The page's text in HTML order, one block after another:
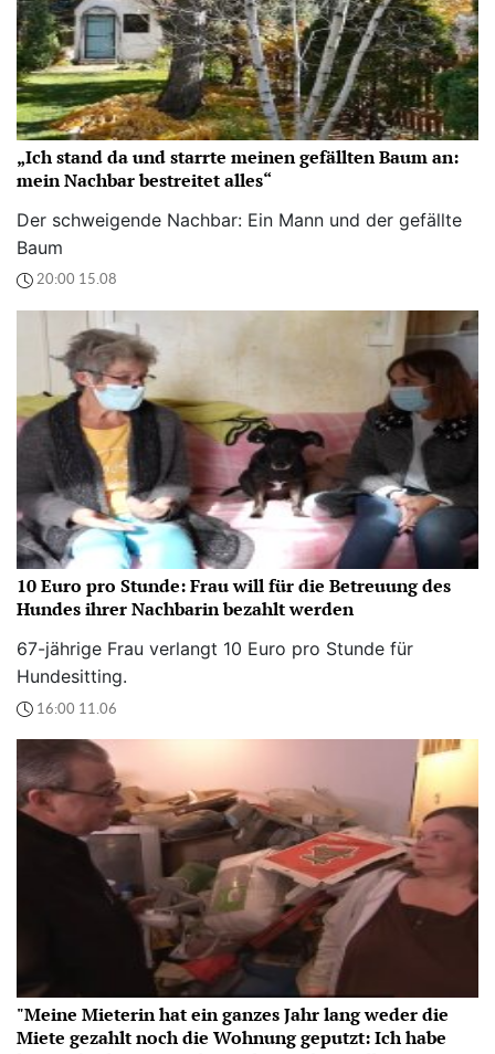
„Ich stand da und starrte meinen gefällten Baum an:
mein Nachbar bestreitet alles“
Der schweigende Nachbar: Ein Mann und der gefällte
Baum
20:00 15.08
10 Euro pro Stunde: Frau will für die Betreuung des
Hundes ihrer Nachbarin bezahlt werden
67-jährige Frau verlangt 10 Euro pro Stunde für
Hundesitting.
16:00 11.06
"Meine Mieterin hat ein ganzes Jahr lang weder die
Miete gezahlt noch die Wohnung geputzt: Ich habe